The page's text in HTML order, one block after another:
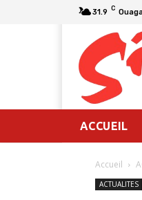
31.9 C
ACCUEIL
Accueil
ACTUALITES